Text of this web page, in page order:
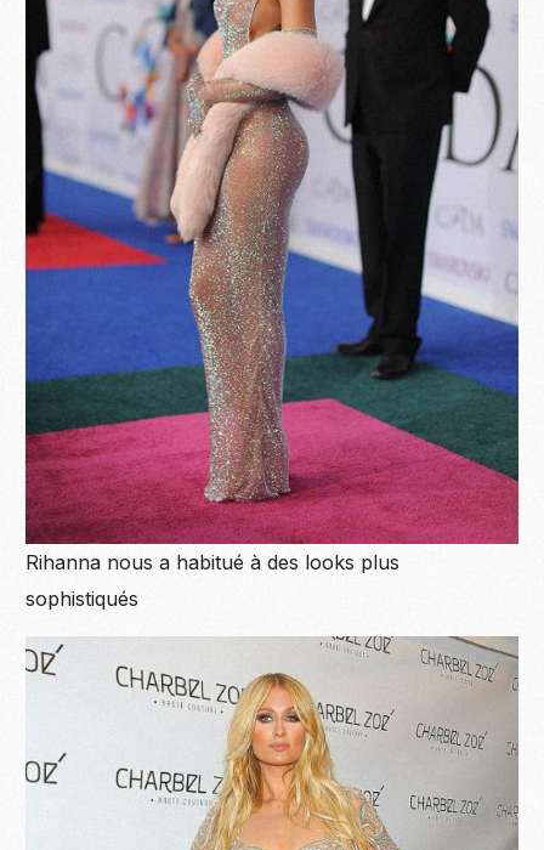
Rihanna nous a habitué à des looks plus
sophistiqués